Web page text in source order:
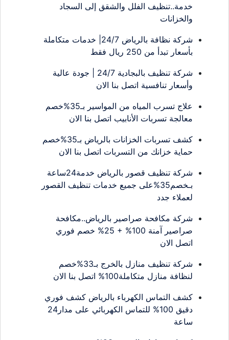
خدمة..تنظيف الفلل والشقق إلى السجاد
والخزانات
شركة نظافة بالرياض 24/7| خدمات متكاملة
بأسعار تبدأ من 250 ريال فقط
شركة تنظيف بالبجادية 24/7 | جودة عالية
وأسعار تنافسية اتصل بنا الان
علاج تسرب المياه من المواسير بـ35%خصم
معالجة تسربات الأنابيب اتصل بنا الان
كشف تسربات الخزانات بالرياض بـ35%خصم
حماية خزانك من التسربات اتصل بنا الان
شركة تنظيف قصور بالرياض خدمة24ساعة
بـخصم35%على جميع خدمات تنظيف القصور
لعملاء جدد
شركة مكافحة صراصير بالرياض..مكافحة
صراصير آمنة 100% + 25% خصم فوري
اتصل الان
شركة تنظيف منازل بالخرج بـ33%خصم
لنظافة منازل متكاملة100% اتصل بنا الان
كشف التماس الكهرباء بالرياض كشف فوري
دقيق 100% للتماس الكهربائي على مدار24
ساعة